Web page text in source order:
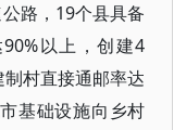
路，19个县具备
以上，创建4
村直接通邮率达
基础设施向乡村